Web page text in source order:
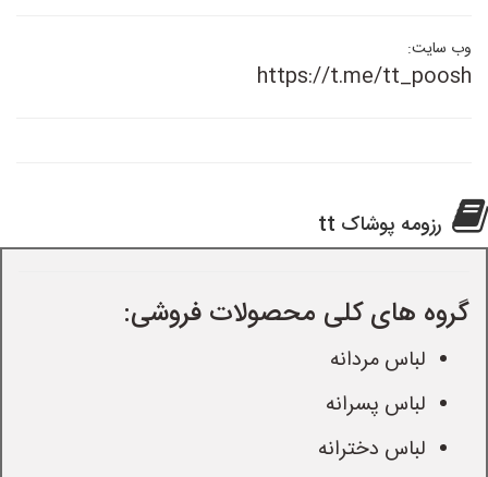
وب سایت:
https://t.me/tt_poosh
رزومه پوشاک tt
گروه های کلی محصولات فروشی:
لباس مردانه
لباس پسرانه
لباس دخترانه